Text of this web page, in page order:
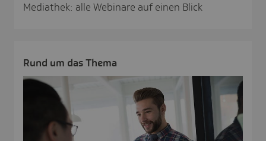
Mediathek: alle Webinare auf einen Blick
Rund um das Thema